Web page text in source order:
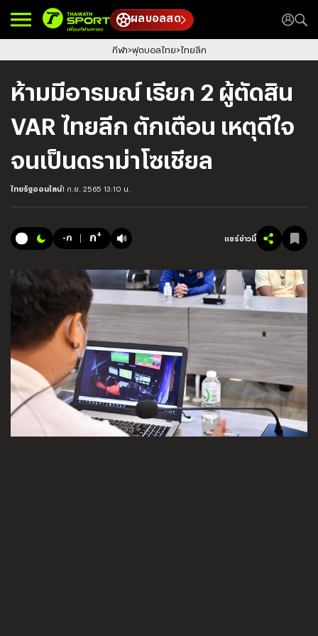
ผลบอลสด
กีฬา ฟุตบอลไทย ไทยลีก
ห้ามมีอารมณ์ เรียก 2 ผู้ตัดสิน
VAR ไทยลีก ตักเตือน เหตุดีใจ
จนเป็นดราม่าโซเชียล
ไทยรัฐออนไลน์1 ก.ย. 2565 13:10 น.
-ก ก+ แชร์ข่าวนี้